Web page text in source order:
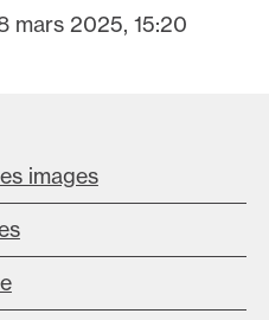
mars 2025, 15:20
images